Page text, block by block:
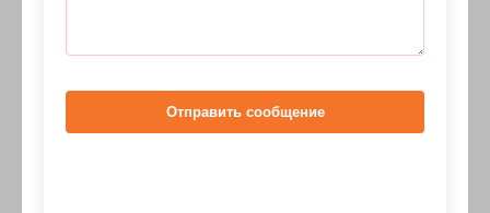
Отправить сообщение